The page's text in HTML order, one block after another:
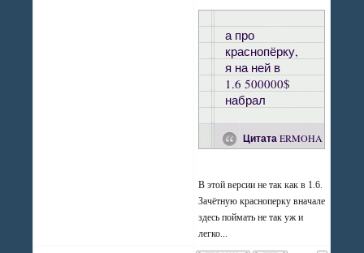
Цитата ERMOHA
а про
краснопёрку,
я на ней в
1.6 500000$
набрал
В этой версии не так как в 1.6.
Зачётную красноперку вначале
здесь поймать не так уж и
легко...